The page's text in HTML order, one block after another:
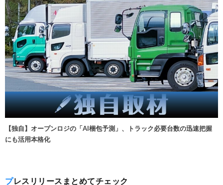
【独自】オープンロジの「AI梱包予測」、トラック必要台数の迅速把握
にも活用本格化
プレスリリースまとめてチェック